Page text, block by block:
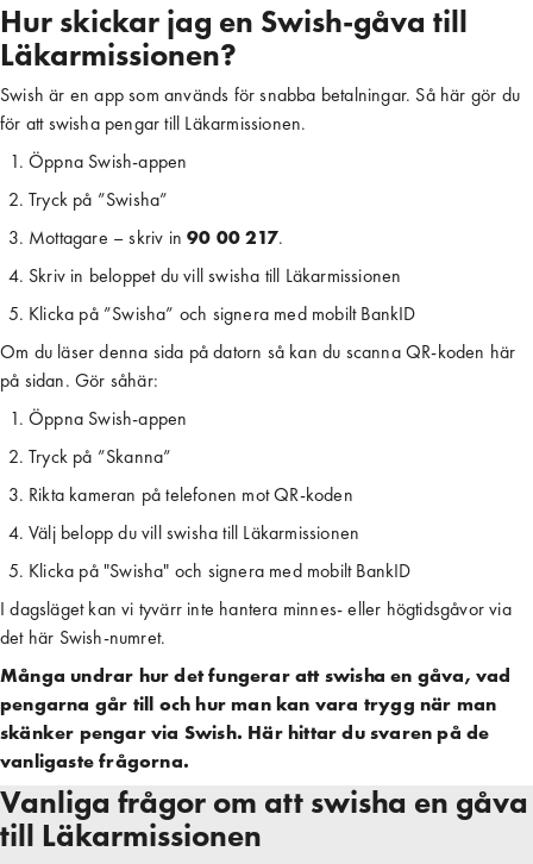
Hur skickar jag en Swish-gåva till
Läkarmissionen?
Swish är en app som används för snabba betalningar. Så här gör du
för att swisha pengar till Läkarmissionen.
Öppna Swish-appen
Tryck på ”Swisha”
Mottagare – skriv in 90 00 217.
Skriv in beloppet du vill swisha till Läkarmissionen
Klicka på ”Swisha” och signera med mobilt BankID
Om du läser denna sida på datorn så kan du scanna QR-koden här
på sidan. Gör såhär:
Öppna Swish-appen
Tryck på ”Skanna”
Rikta kameran på telefonen mot QR-koden
Välj belopp du vill swisha till Läkarmissionen
Klicka på "Swisha" och signera med mobilt BankID
I dagsläget kan vi tyvärr inte hantera minnes- eller högtidsgåvor via
det här Swish-numret.
Många undrar hur det fungerar att swisha en gåva, vad
pengarna går till och hur man kan vara trygg när man
skänker pengar via Swish. Här hittar du svaren på de
vanligaste frågorna.
Vanliga frågor om att swisha en gåva
till Läkarmissionen